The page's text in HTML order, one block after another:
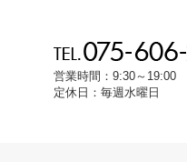
営業時間：9:30～19:00
定休日：毎週水曜日